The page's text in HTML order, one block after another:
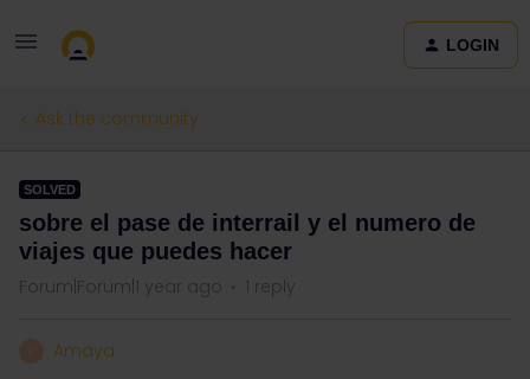
LOGIN
Ask the community
SOLVED
sobre el pase de interrail y el numero de
viajes que puedes hacer
Forum|Forum|1 year ago 1 reply
Amaya